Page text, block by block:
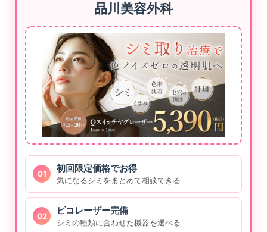
品川美容外科
01
初回限定価格でお得
気になるシミをまとめて相談できる
02
ピコレーザー完備
シミの種類に合わせた機器を選べる